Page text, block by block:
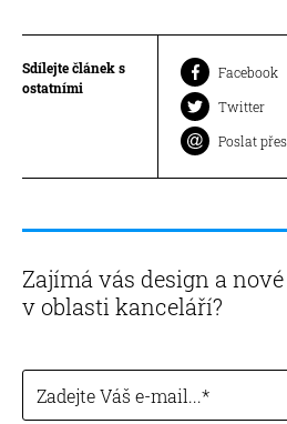
Sdílejte článek s
ostatními
Facebook
Twitter
Poslat
Zajímá vás design a
v oblasti kanceláří?
Zadejte Váš e-mail...